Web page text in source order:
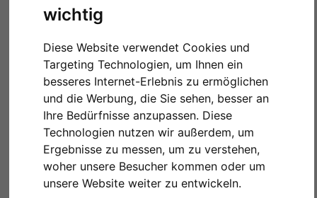
wichtig
Diese Website verwendet Cookies und
Targeting Technologien, um Ihnen ein
besseres Internet-Erlebnis zu ermöglichen
und die Werbung, die Sie sehen, besser an
Ihre Bedürfnisse anzupassen. Diese
Technologien nutzen wir außerdem, um
Ergebnisse zu messen, um zu verstehen,
woher unsere Besucher kommen oder um
unsere Website weiter zu entwickeln.
Keilrahmenleisten 5,8x2,3 cm
ab 23,30 € *
Alu-Bilderrahmen Carlos
Maßanfertigung
ab 35,90 € *